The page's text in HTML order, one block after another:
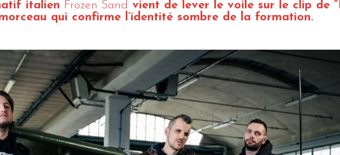
italien Frozen Sand vient de lever le voile sur le clip de
qui confirme l’identité sombre de la formation.